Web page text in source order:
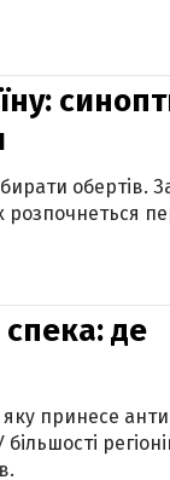
обертів.
де
принесе